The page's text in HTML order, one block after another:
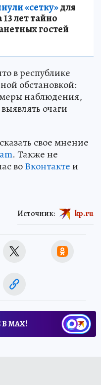
«сетку»для
лет тайно
гостей
в республике
обстановкой:
наблюдения,
очаги
свое мнение
. Также не
воВконтактеи
Источник: kp.ru
МАХ!